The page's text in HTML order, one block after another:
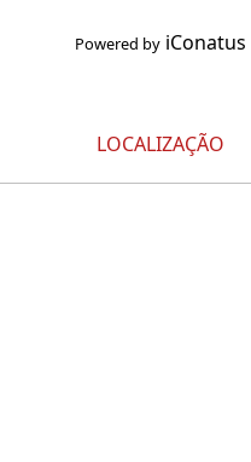
Powered by iConatus
LOCALIZAÇÃO